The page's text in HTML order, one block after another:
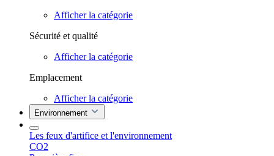
Afficher la catégorie
Sécurité et qualité
Afficher la catégorie
Emplacement
Afficher la catégorie
Environnement
Les feux d'artifice et l'environnement
CO2